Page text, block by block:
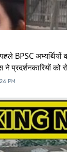
BPSC
प्रदर्शनकारियों को
PM